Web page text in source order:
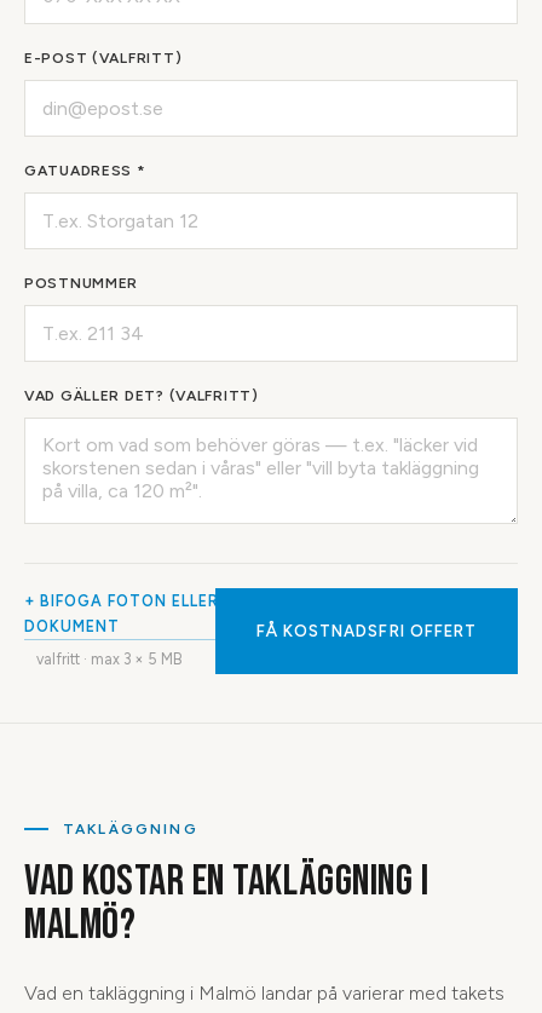
E-POST (VALFRITT)
GATUADRESS *
POSTNUMMER
VAD GÄLLER DET? (VALFRITT)
+ BIFOGA FOTON ELLER
DOKUMENT
valfritt · max 3 × 5 MB
FÅ KOSTNADSFRI OFFERT
TAKLÄGGNING
VAD KOSTAR EN TAKLÄGGNING I
MALMÖ?
Vad en takläggning i Malmö landar på varierar med takets